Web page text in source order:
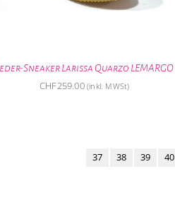
Sneaker Larissa Quarzo LEMARGO
CHF259.00 (inkl. MWSt)
37 38 39 40